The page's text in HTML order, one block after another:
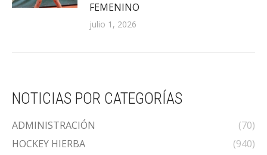
FEMENINO
julio 1, 2026
NOTICIAS POR CATEGORÍAS
ADMINISTRACIÓN
(70)
HOCKEY HIERBA
(940)